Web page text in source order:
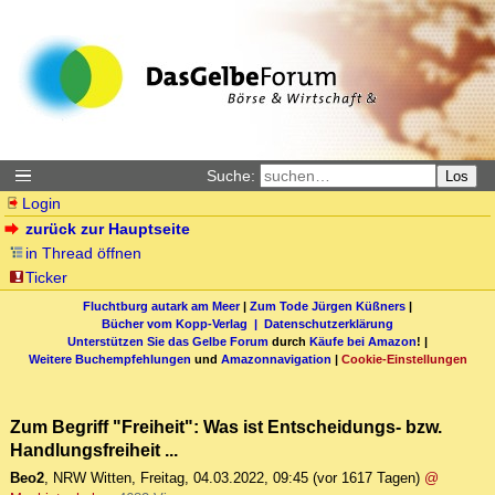
Suche: Los
Login
zurück zur Hauptseite
in Thread öffnen
Ticker
Fluchtburg autark am Meer| Zum Tode Jürgen Küßners |
Bücher vom Kopp-Verlag | Datenschutzerklärung
Unterstützen Sie das Gelbe Forum durch Käufe bei Amazon! |
Weitere Buchempfehlungen und Amazonnavigation | Cookie-Einstellungen
Zum Begriff "Freiheit": Was ist Entscheidungs- bzw.
Handlungsfreiheit ...
Beo2, NRW Witten, Freitag, 04.03.2022, 09:45 (vor 1617 Tagen) @